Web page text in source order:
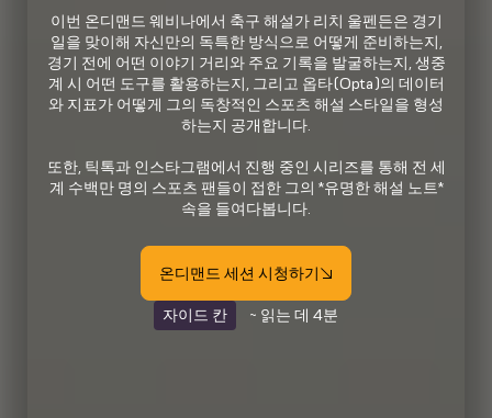
이번 온디맨드 웨비나에서 축구 해설가 리치 울펜든은 경기
일을 맞이해 자신만의 독특한 방식으로 어떻게 준비하는지,
경기 전에 어떤 이야기 거리와 주요 기록을 발굴하는지, 생중
계 시 어떤 도구를 활용하는지, 그리고 옵타(Opta)의 데이터
와 지표가 어떻게 그의 독창적인 스포츠 해설 스타일을 형성
하는지 공개합니다.
또한, 틱톡과 인스타그램에서 진행 중인 시리즈를 통해 전 세
계 수백만 명의 스포츠 팬들이 접한 그의 *유명한 해설 노트*
속을 들여다봅니다.
온디맨드 세션 시청하기
자이드 칸 ~ 읽는 데 4분